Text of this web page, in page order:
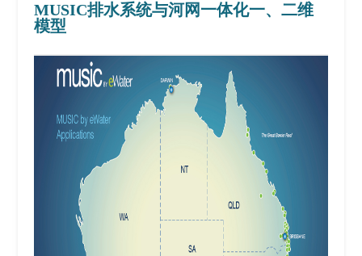
MUSIC排水系统与河网一体化一、二维
模型